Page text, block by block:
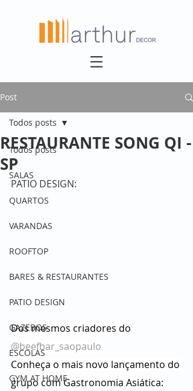
Post
Todos posts
SALAS
QUARTOS
VARANDAS
ROOFTOP
BARES & RESTAURANTES
PATIO DESIGN
GAZEBOS
ESCOLAS
GYM AT HOME
Todos posts
RESTAURANTE SONG QI -
SP
PATIO DESIGN:
Dos mesmos criadores do
@beefbar_saopaulo
Conheça o mais novo lançamento do
grupo com Gastronomia Asiática: